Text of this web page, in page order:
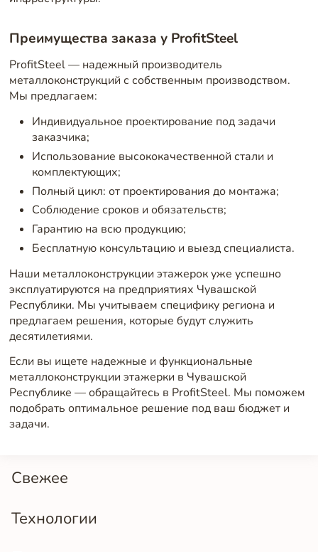
Свежее
Технологии
Преимущества заказа у ProfitSteel
ProfitSteel — надежный производитель
металлоконструкций с собственным производством.
Мы предлагаем:
Индивидуальное проектирование под задачи
заказчика;
Использование высококачественной стали и
комплектующих;
Полный цикл: от проектирования до монтажа;
Соблюдение сроков и обязательств;
Гарантию на всю продукцию;
Бесплатную консультацию и выезд специалиста.
Наши металлоконструкции этажерок уже успешно
эксплуатируются на предприятиях Чувашской
Республики. Мы учитываем специфику региона и
предлагаем решения, которые будут служить
десятилетиями.
Если вы ищете надежные и функциональные
металлоконструкции этажерки в Чувашской
Республике — обращайтесь в ProfitSteel. Мы поможем
подобрать оптимальное решение под ваш бюджет и
задачи.